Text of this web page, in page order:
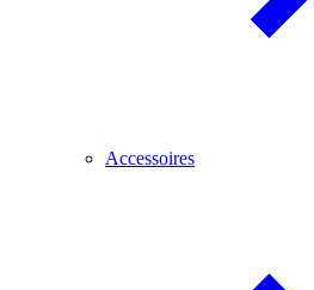
Accessoires